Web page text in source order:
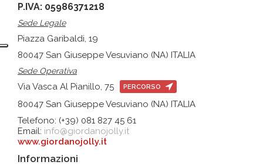
P.IVA: 05986371218
Sede Legale
Piazza Garibaldi, 19
80047 San Giuseppe Vesuviano (NA) ITALIA
Sede Operativa
Via Vasca Al Pianillo, 75 PERCORSO
80047 San Giuseppe Vesuviano (NA) ITALIA
Telefono: (+39) 081 827 45 61
Email: info@giordanojolly.it
www.giordanojolly.it
Informazioni